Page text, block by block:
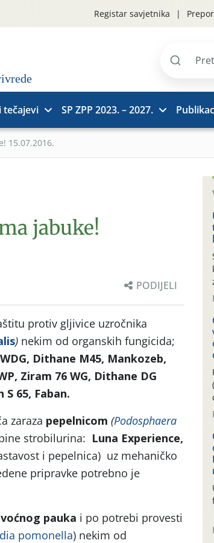
Registar savjetnika
Pretraži
tečajevi SP ZPP 2023. – 2027.
15.07.2016.
jabuke!
PODIJELI
protiv gljivice uzročnika
) nekim od organskih fungicida;
Dithane M45, Mankozeb,
Ziram 76 WG, Dithane DG
65, Faban.
zaraza pepelnicom (Podosphaera
strobilurina: Luna Experience,
i pepelnica) uz mehaničko
pripravke potrebno je
pauka i po potrebi provesti
pomonella) nekim od